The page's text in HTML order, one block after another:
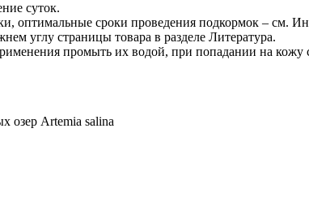
суток.
оптимальные сроки проведения подкормок – см.
углу страницы товара в разделе Литература.
промыть их водой, при попадании на
озер Artemia salina